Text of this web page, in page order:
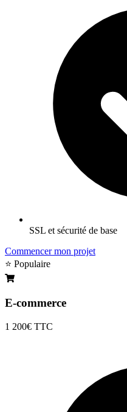
SSL et sécurité de base
Commencer mon projet
⭐ Populaire
E-commerce
1 200€ TTC